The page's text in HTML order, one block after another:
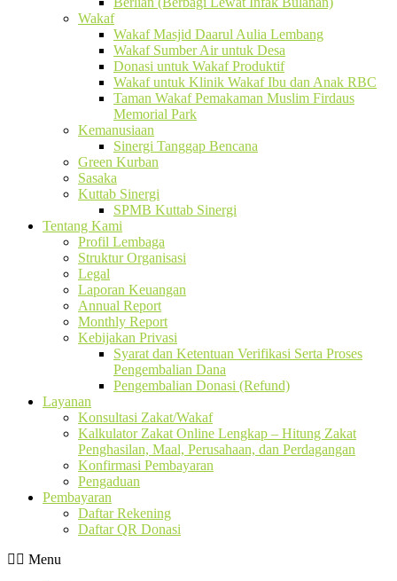
Wakaf
Wakaf Masjid Daarul Aulia Lembang
Wakaf Sumber Air untuk Desa
Donasi untuk Wakaf Produktif
Wakaf untuk Klinik Wakaf Ibu dan Anak RBC
Taman Wakaf Pemakaman Muslim Firdaus
Memorial Park
Kemanusiaan
Sinergi Tanggap Bencana
Green Kurban
Sasaka
Kuttab Sinergi
SPMB Kuttab Sinergi
Tentang Kami
Profil Lembaga
Struktur Organisasi
Legal
Laporan Keuangan
Annual Report
Monthly Report
Kebijakan Privasi
Syarat dan Ketentuan Verifikasi Serta Proses
Pengembalian Dana
Pengembalian Donasi (Refund)
Layanan
Konsultasi Zakat/Wakaf
Kalkulator Zakat Online Lengkap – Hitung Zakat
Penghasilan, Maal, Perusahaan, dan Perdagangan
Konfirmasi Pembayaran
Pengaduan
Pembayaran
Daftar Rekening
Daftar QR Donasi
Menu